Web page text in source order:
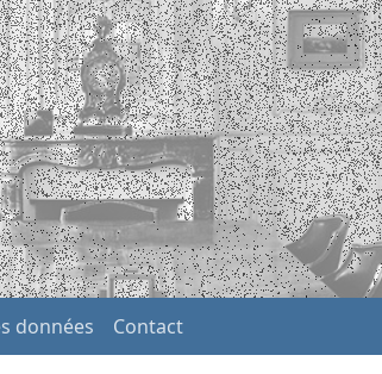
données Contact